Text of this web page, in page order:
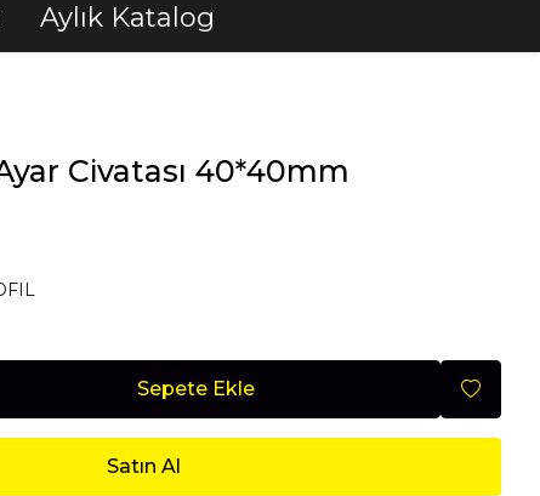
Aletler
Aylık Katalog
Civatası 40*40mm
Sepete Ekle
Satın Al